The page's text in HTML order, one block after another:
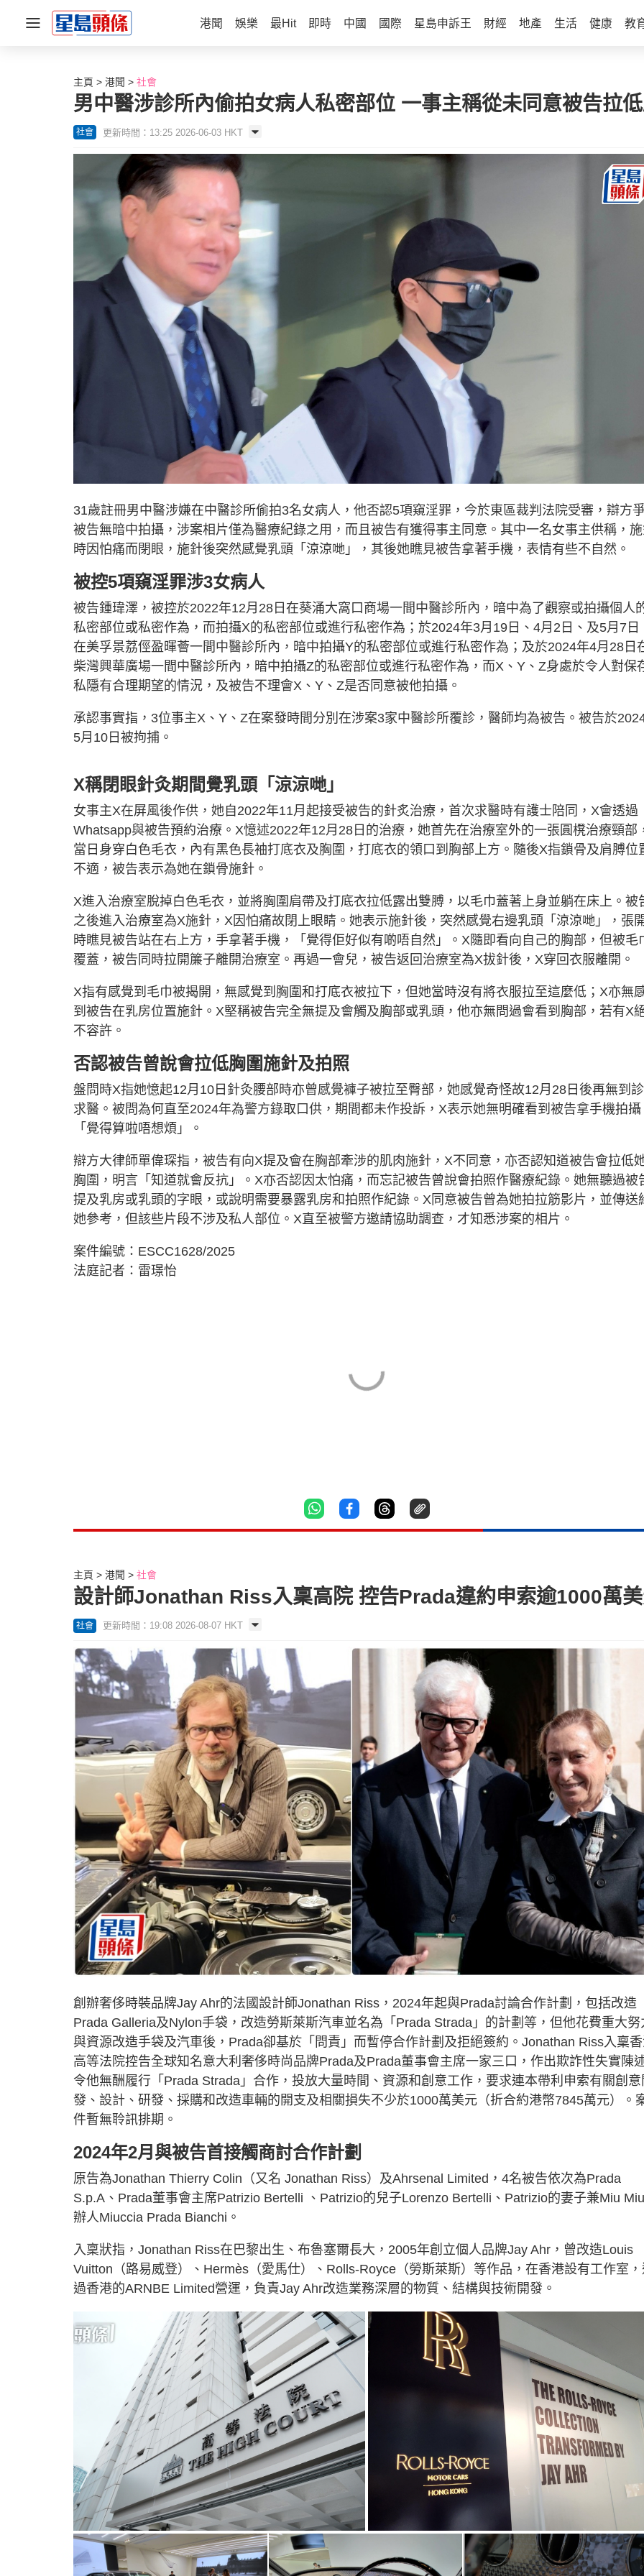
港聞 娛樂 最Hit 即時 中國 國際 星島申訴王 財經 地產 生活 健康 教
主頁 港聞 社會
男中醫涉診所內偷拍女病人私密部位 一事主稱從未同意被告拉
社會 更新時間：13:25 2026-06-03 HKT
31歲註冊男中醫涉嫌在中醫診所偷拍3名女病人，他否認5項窺淫罪，今於東區裁判法院受審，辯方
被告無暗中拍攝，涉案相片僅為醫療紀錄之用，而且被告有獲得事主同意。其中一名女事主供稱，
時因怕痛而閉眼，施針後突然感覺乳頭「涼涼哋」，其後她瞧見被告拿著手機，表情有些不自然。
被控5項窺淫罪涉3女病人
被告鍾瑋澤，被控於2022年12月28日在葵涌大窩口商場一間中醫診所內，暗中為了觀察或拍攝個人
私密部位或私密作為，而拍攝X的私密部位或進行私密作為；於2024年3月19日、4月2日、及5月7日
在美孚景荔俓盈暉薈一間中醫診所內，暗中拍攝Y的私密部位或進行私密作為；及於2024年4月28日
柴灣興華廣場一間中醫診所內，暗中拍攝Z的私密部位或進行私密作為，而X、Y、Z身處於令人對保
私隱有合理期望的情況，及被告不理會X、Y、Z是否同意被他拍攝。
承認事實指，3位事主X、Y、Z在案發時間分別在涉案3家中醫診所覆診，醫師均為被告。被告於
5月10日被拘捕。
X稱閉眼針灸期間覺乳頭「涼涼哋」
女事主X在屏風後作供，她自2022年11月起接受被告的針炙治療，首次求醫時有護士陪同，X會透過
Whatsapp與被告預約治療。X憶述2022年12月28日的治療，她首先在治療室外的一張圓櫈治療頸部
當日身穿白色毛衣，內有黑色長袖打底衣及胸圍，打底衣的領口到胸部上方。隨後X指鎖骨及肩膊位
不適，被告表示為她在鎖骨施針。
X進入治療室脫掉白色毛衣，並將胸圍肩帶及打底衣拉低露出雙膊，以毛巾蓋著上身並躺在床上。被
之後進入治療室為X施針，X因怕痛故閉上眼睛。她表示施針後，突然感覺右邊乳頭「涼涼哋」，張
時瞧見被告站在右上方，手拿著手機，「覺得佢好似有啲唔自然」。X隨即看向自己的胸部，但被毛
覆蓋，被告同時拉開簾子離開治療室。再過一會兒，被告返回治療室為X拔針後，X穿回衣服離開。
X指有感覺到毛巾被揭開，無感覺到胸圍和打底衣被拉下，但她當時沒有將衣服拉至這麼低；X亦無
到被告在乳房位置施針。X堅稱被告完全無提及會觸及胸部或乳頭，他亦無問過會看到胸部，若有X
不容許。
否認被告曾說會拉低胸圍施針及拍照
盤問時X指她憶起12月10日針灸腰部時亦曾感覺褲子被拉至臀部，她感覺奇怪故12月28日後再無到
求醫。被問為何直至2024年為警方錄取口供，期間都未作投訴，X表示她無明確看到被告拿手機拍攝
「覺得算啦唔想煩」。
辯方大律師單偉琛指，被告有向X提及會在胸部牽涉的肌肉施針，X不同意，亦否認知道被告會拉低
胸圍，明言「知道就會反抗」。X亦否認因太怕痛，而忘記被告曾說會拍照作醫療紀錄。她無聽過被
提及乳房或乳頭的字眼，或說明需要暴露乳房和拍照作紀錄。X同意被告曾為她拍拉筋影片，並傳送
她參考，但該些片段不涉及私人部位。X直至被警方邀請協助調查，才知悉涉案的相片。
案件編號：ESCC1628/2025
法庭記者：雷璟怡
主頁 港聞 社會
設計師Jonathan Riss入稟高院 控告Prada違約申索逾1000萬
社會 更新時間：19:08 2026-08-07 HKT
創辦奢侈時裝品牌Jay Ahr的法國設計師Jonathan Riss，2024年起與Prada討論合作計劃，包括改造
Prada Galleria及Nylon手袋，改造勞斯萊斯汽車並名為「Prada Strada」的計劃等，但他花費重大努
與資源改造手袋及汽車後，Prada卻基於「問責」而暫停合作計劃及拒絕簽約。Jonathan Riss入稟
高等法院控告全球知名意大利奢侈時尚品牌Prada及Prada董事會主席一家三口，作出欺詐性失實陳
令他無酬履行「Prada Strada」合作，投放大量時間、資源和創意工作，要求連本帶利申索有關創意
發、設計、研發、採購和改造車輛的開支及相關損失不少於1000萬美元（折合約港幣7845萬元）。
件暫無聆訊排期。
2024年2月與被告首接觸商討合作計劃
原告為Jonathan Thierry Colin（又名 Jonathan Riss）及Ahrsenal Limited，4名被告依次為Prada
S.p.A、Prada董事會主席Patrizio Bertelli 、Patrizio的兒子Lorenzo Bertelli、Patrizio的妻子兼Miu
辦人Miuccia Prada Bianchi。
入稟狀指，Jonathan Riss在巴黎出生、布魯塞爾長大，2005年創立個人品牌Jay Ahr，曾改造Louis
Vuitton（路易威登）、Hermès（愛馬仕）、Rolls-Royce（勞斯萊斯）等作品，在香港設有工作室
過香港的ARNBE Limited營運，負責Jay Ahr改造業務深層的物質、結構與技術開發。